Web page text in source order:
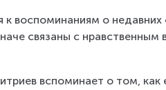
воспоминаниям о недавних
связаны с нравственным
вспоминает о том, как